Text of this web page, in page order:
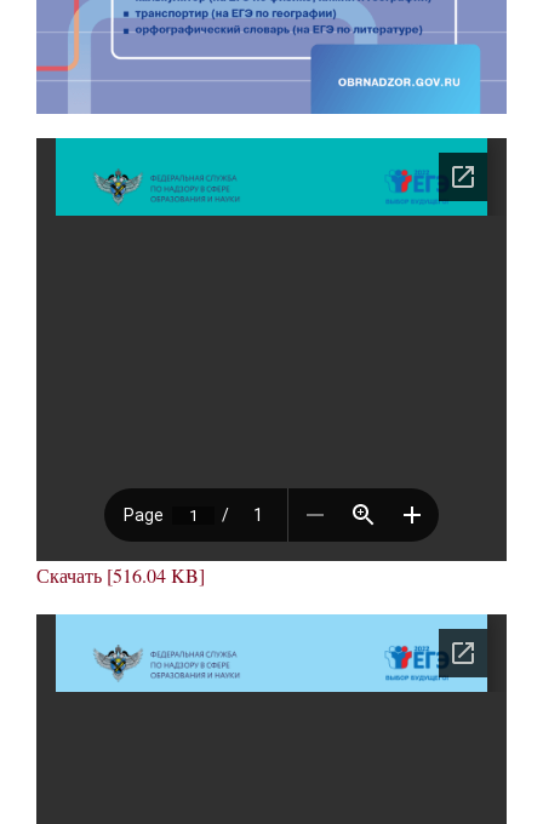
Скачать [516.04 KB]